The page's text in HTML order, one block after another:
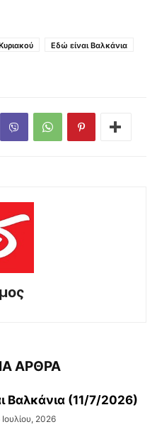
Εδώ είναι Βαλκάνια
ΑΡΘΡΑ
Βαλκάνια (11/7/2026)
Ιουλίου, 2026